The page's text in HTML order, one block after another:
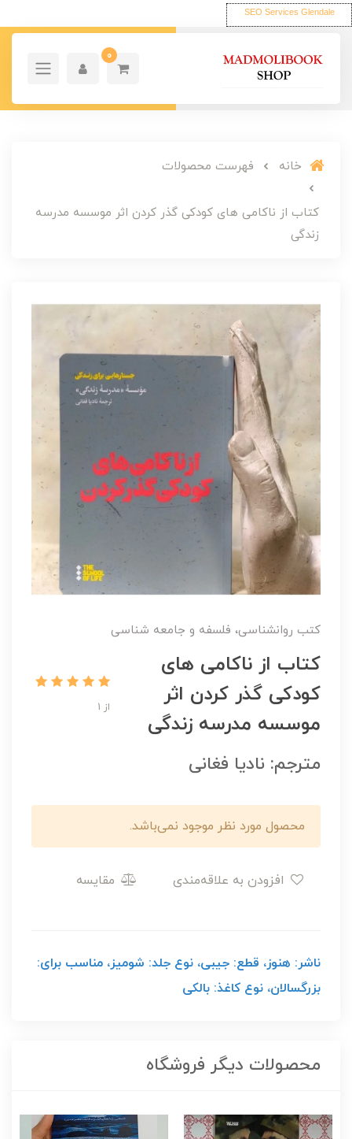
SEO Services Glendale
0
خانه فهرست محصولات
کتاب از ناکامی های کودکی گذر کردن اثر موسسه مدرسه
زندگی
کتب روانشناسی، فلسفه و جامعه شناسی
کتاب از ناکامی های
کودکی گذر کردن اثر
موسسه مدرسه زندگی
از 1
مترجم: نادیا فغانی
محصول مورد نظر موجود نمی‌باشد.
مقایسه
ناشر: هنوز، قطع: جیبی، نوع جلد: شومیز، مناسب برای:
بزرگسالان، نوع کاغذ: بالکی
محصولات دیگر فروشگاه